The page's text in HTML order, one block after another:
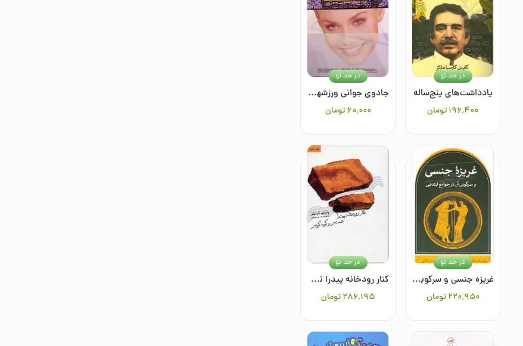
یادداشت‌های پنج‌ساله
۱۹۶٬۴۰۰تومان
در حد نو
جادوی جوانی ورزشهای جادویی صورت
۶۰٬۰۰۰ تومان
در حد نو
غریزه جنسی و سرکوبی آن در جوامع ابتدایی
۲۲۰٬۹۵۰ تومان
در حد نو
کنار رودخانه پیدرا نشسته‌ام و گریه کردم
۲۸۶٬۱۹۵تومان
در حد نو